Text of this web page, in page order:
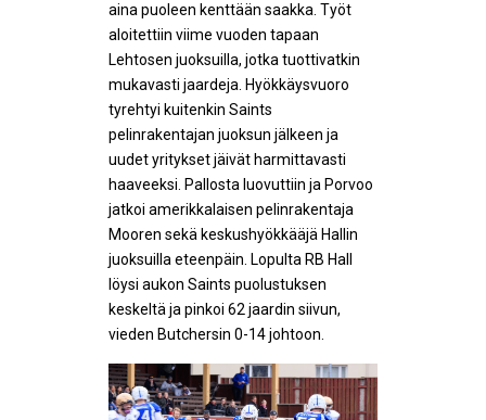
aina puoleen kenttään saakka. Työt
aloitettiin viime vuoden tapaan
Lehtosen juoksuilla, jotka tuottivatkin
mukavasti jaardeja. Hyökkäysvuoro
tyrehtyi kuitenkin Saints
pelinrakentajan juoksun jälkeen ja
uudet yritykset jäivät harmittavasti
haaveeksi. Pallosta luovuttiin ja Porvoo
jatkoi amerikkalaisen pelinrakentaja
Mooren sekä keskushyökkääjä Hallin
juoksuilla eteenpäin. Lopulta RB Hall
löysi aukon Saints puolustuksen
keskeltä ja pinkoi 62 jaardin siivun,
vieden Butchersin 0-14 johtoon.